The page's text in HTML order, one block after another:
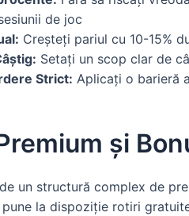
de joc
Creșteți pariul cu 10-15%
Setați un scop clar de
Strict: Aplicați o barieră
și
un structură complex de
la dispoziție rotiri